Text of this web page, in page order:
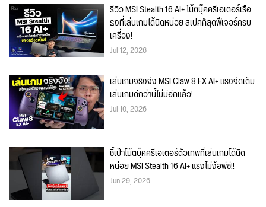
รีวิว MSI Stealth 16 AI+ โน้ตบุ๊คครีเอเตอร์เรือ
ธงที่เล่นเกมได้นิดหน่อย สเปคก็สุดฟีเจอร์ครบ
เครื่อง!
Jul 12, 2026
เล่นเกมจริงจัง MSI Claw 8 EX AI+ แรงจัดเต็ม
เล่นเกมดีกว่านี้ไม่มีอีกแล้ว!
Jul 10, 2026
ชี้เป้าโน้ตบุ๊คครีเอเตอร์ตัวเทพที่เล่นเกมได้นิด
หน่อย MSI Stealth 16 AI+ แรงไม่ง้อพีซี!!
Jun 29, 2026